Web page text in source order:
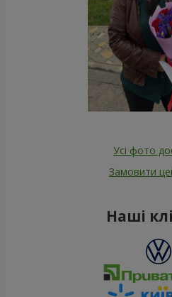
Усі фото
Замовити
Наші